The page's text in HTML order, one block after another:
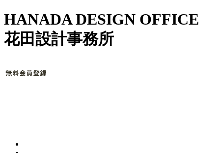
HANADA DESIGN OFFICE
花田設計事務所